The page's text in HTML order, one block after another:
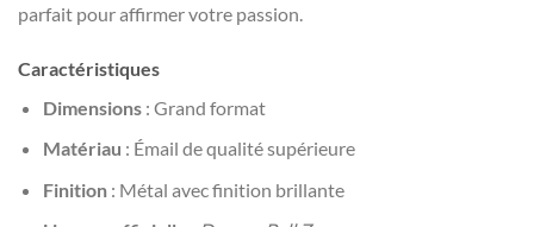
parfait pour affirmer votre passion.
Caractéristiques
Dimensions: Grand format
Matériau : Émail de qualité supérieure
Finition: Métal avec finition brillante